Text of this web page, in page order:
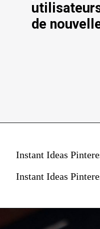
de
Instant Ideas
Instant Ideas